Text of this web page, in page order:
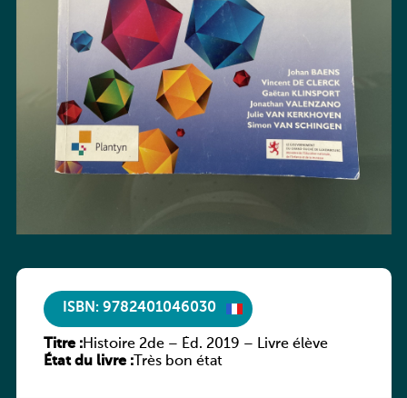
ISBN: 9782401046030
Titre :Histoire 2de – Éd. 2019 – Livre élève
État du livre :Très bon état